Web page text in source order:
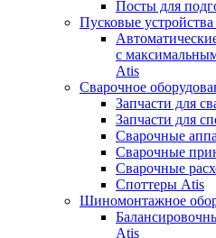
Посты для
Пусковые
с
Atis
Сварочное
Запчасти для
Запчасти для
Сварочные
Сварочные
Сварочные
Споттеры Atis
Шиномонтажное
Atis